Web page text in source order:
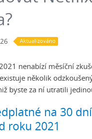
Aktualizováno
nenabízí měsíční
několik
byste za ní utratili
na 30
roku 2021